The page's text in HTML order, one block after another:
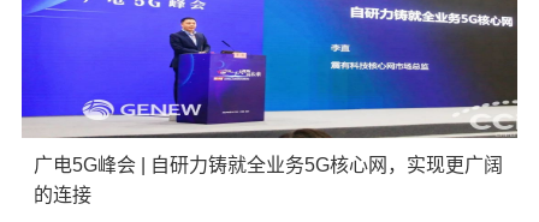
广电5G峰会 | 自研力铸就全业务5G核心网，实现更广阔
的连接